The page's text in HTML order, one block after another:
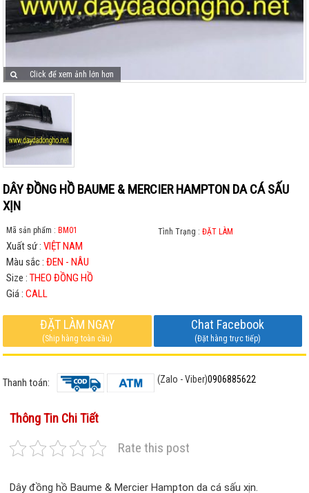
Click để xem ảnh lớn hơn
DÂY ĐỒNG HỒ BAUME & MERCIER HAMPTON DA CÁ SẤU
XỊN
Mã sản phẩm :BM01 Tình Trạng : ĐẶT LÀM
Xuất sứ : VIỆT NAM
Màu sắc : ĐEN - NÂU
Size : THEO ĐỒNG HỒ
Giá : CALL
ĐẶT LÀM NGAY
(Ship hàng toàn cầu)
Chat Facebook
(Đặt hàng trực tiếp)
Thanh toán: (Zalo - Viber)0906885622
Thông Tin Chi Tiết
Rate this post
Dây đồng hồ Baume & Mercier Hampton da cá sấu xịn.